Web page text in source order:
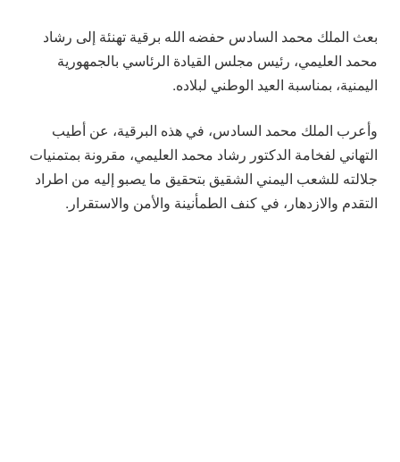
بعث الملك محمد السادس حفضه الله برقية تهنئة إلى رشاد
محمد العليمي، رئيس مجلس القيادة الرئاسي بالجمهورية
اليمنية، بمناسبة العيد الوطني لبلاده.
وأعرب الملك محمد السادس، في هذه البرقية، عن أطيب
التهاني لفخامة الدكتور رشاد محمد العليمي، مقرونة بمتمنيات
جلالته للشعب اليمني الشقيق بتحقيق ما يصبو إليه من اطراد
التقدم والازدهار، في كنف الطمأنينة والأمن والاستقرار.